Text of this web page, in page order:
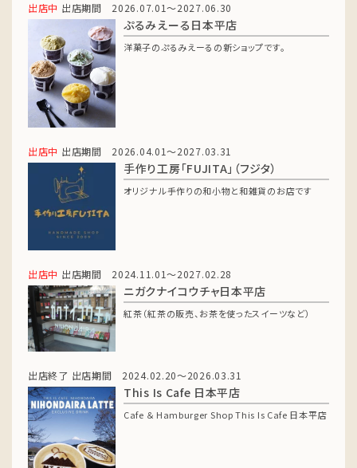
出店中 出店期間 2026.07.01～2027.06.30
ぷるみえーる日本平店
洋菓子のぷるみえーるの新ショップです。
出店中 出店期間 2026.04.01～2027.03.31
手作り工房「FUJITA」（フジタ）
オリジナル手作りの和小物と和雑貨のお店です
出店中 出店期間 2024.11.01～2027.02.28
ニガクナイコウチャ日本平店
紅茶（紅茶の販売、お茶を使ったスイーツなど）
出店終了 出店期間 2024.02.20～2026.03.31
This Is Cafe 日本平店
Cafe ＆ Hamburger Shop This Is Cafe 日本平店